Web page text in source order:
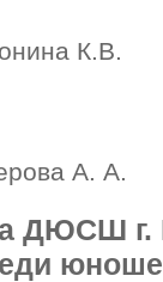
К.В.
А. А.
ДЮСШ г.